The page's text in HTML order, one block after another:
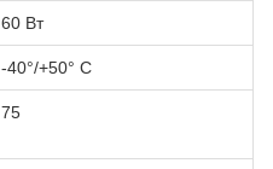
60 Вт
-40°/+50° С
75